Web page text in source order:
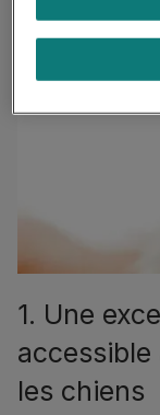
1. Une
les chiens